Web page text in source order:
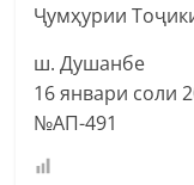
Ҷумҳурии
ш. Душанбе
16 январи соли
№АП-491